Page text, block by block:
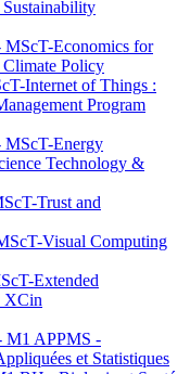
Economics for
Climate Policy
Internet of Things :
Program
Energy
Technology &
Trust and
Visual Computing
Extended
XCin
APPMS -
et Statistiques